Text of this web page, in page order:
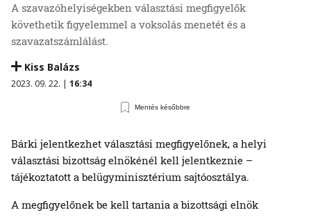
A szavazóhelyiségekben választási megfigyelők
követhetik figyelemmel a voksolás menetét és a
szavazatszámlálást.
Kiss Balázs
2023. 09. 22. | 16:34
Mentés későbbre
Bárki jelentkezhet választási megfigyelőnek, a helyi
választási bizottság elnökénél kell jelentkeznie –
tájékoztatott a belügyminisztérium sajtóosztálya.
A megfigyelőnek be kell tartania a bizottsági elnök